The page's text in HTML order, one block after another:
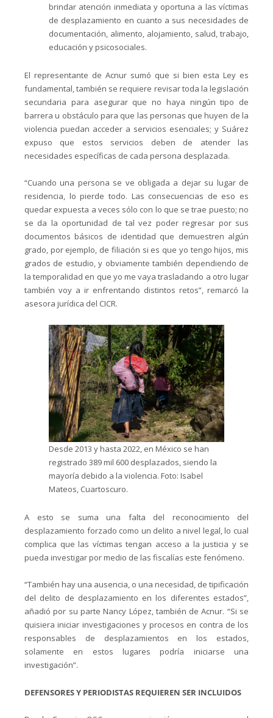
brindar atención inmediata y oportuna a las víctimas
de desplazamiento en cuanto a sus necesidades de
documentación, alimento, alojamiento, salud, trabajo,
educación y psicosociales.
El representante de Acnur sumó que si bien esta Ley es
fundamental, también se requiere revisar toda la legislación
secundaria para asegurar que no haya ningún tipo de
barrera u obstáculo para que las personas que huyen de la
violencia puedan acceder a servicios esenciales; y Suárez
expuso que estos servicios deben de atender las
necesidades específicas de cada persona desplazada.
“Cuando una persona se ve obligada a dejar su lugar de
residencia, lo pierde todo. Las consecuencias de eso es
quedar expuesta a veces sólo con lo que se trae puesto; no
se da la oportunidad de tal vez poder regresar por sus
documentos básicos de identidad que demuestren algún
grado, por ejemplo, de filiación si es que yo tengo hijos, mis
grados de estudio, y obviamente también dependiendo de
la temporalidad en que yo me vaya trasladando a otro lugar
también voy a ir enfrentando distintos retos”, remarcó la
asesora jurídica del CICR.
Desde 2013 y hasta 2022, en México se han
registrado 389 mil 600 desplazados, siendo la
mayoría debido a la violencia. Foto: Isabel
Mateos, Cuartoscuro.
A esto se suma una falta del reconocimiento del
desplazamiento forzado como un delito a nivel legal, lo cual
complica que las víctimas tengan acceso a la justicia y se
pueda investigar por medio de las fiscalías este fenómeno.
“También hay una ausencia, o una necesidad, de tipificación
del delito de desplazamiento en los diferentes estados”,
añadió por su parte Nancy López, también de Acnur. “Si se
quisiera iniciar investigaciones y procesos en contra de los
responsables de desplazamientos en los estados,
solamente en estos lugares podría iniciarse una
investigación”.
DEFENSORES Y PERIODISTAS REQUIEREN SER INCLUIDOS